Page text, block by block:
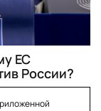
ЕС
России?